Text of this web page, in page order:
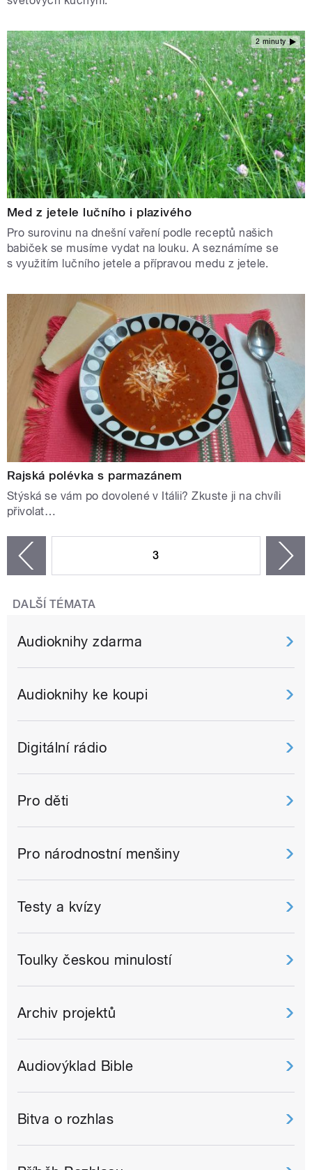
2 minuty
Med z jetele lučního i plazivého
Pro surovinu na dnešní vaření podle receptů našich
babiček se musíme vydat na louku. A seznámíme se
s využitím lučního jetele a přípravou medu z jetele.
Rajská polévka s parmazánem
Stýská se vám po dovolené v Itálii? Zkuste ji na chvíli
přivolat…
3
DALŠÍ TÉMATA
Audioknihy zdarma
Audioknihy ke koupi
Digitální rádio
Pro děti
Pro národnostní menšiny
Testy a kvízy
Toulky českou minulostí
Archiv projektů
Audiovýklad Bible
Bitva o rozhlas